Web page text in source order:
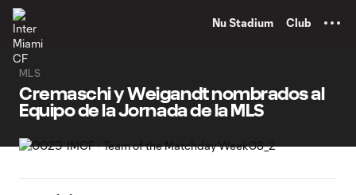
Nu Stadium Club
MLS
Cremaschi y Weigandt nombrados al
Equipo de la Jornada de la MLS